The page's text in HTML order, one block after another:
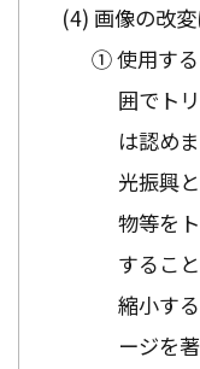
画像の改
① 使用する
囲でト
は認め
光振興
物等を
するこ
縮小す
ージを